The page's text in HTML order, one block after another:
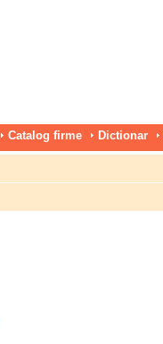
Catalog firme Dictionar